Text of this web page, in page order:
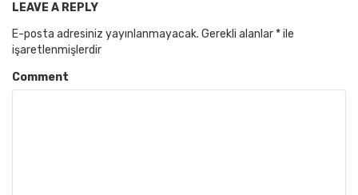
LEAVE A REPLY
E-posta adresiniz yayınlanmayacak. Gerekli alanlar *ile
işaretlenmişlerdir
Comment